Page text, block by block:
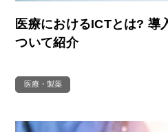
医療におけるICTとは? 導
ついて紹介
医療・製薬